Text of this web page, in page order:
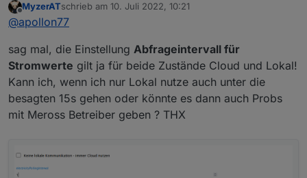
Offline
MyzerATschrieb am 10. Juli 2022, 10:21
zuletzt editiert von
@apollon77
sag mal, die Einstellung Abfrageintervall für
Stromwerte gilt ja für beide Zustände Cloud und Lokal!
Kann ich, wenn ich nur Lokal nutze auch unter die
besagten 15s gehen oder könnte es dann auch Probs
mit Meross Betreiber geben ? THX